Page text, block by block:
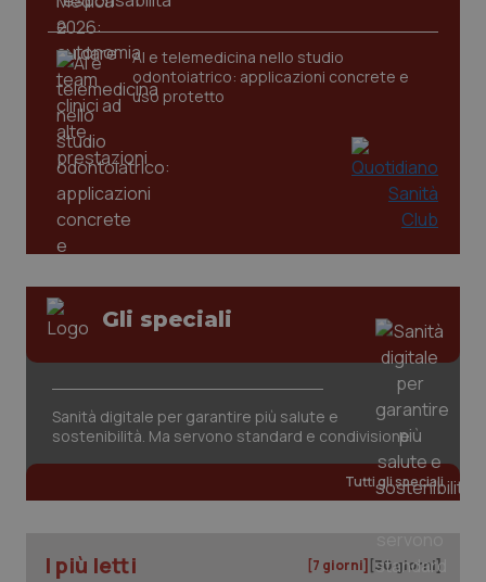
AI e telemedicina nello studio
odontoiatrico: applicazioni concrete e
uso protetto
Gli speciali
Sanità digitale per garantire più salute e
sostenibilità. Ma servono standard e condivisione
Tutti gli speciali
I più letti [7 giorni] [30 giorni]
www.quotidianosanita.it
tracking-enable